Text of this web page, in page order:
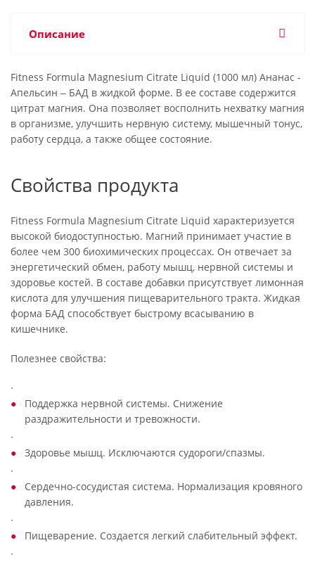
Описание
Fitness Formula Magnesium Citrate Liquid (1000 мл) Ананас -
Апельсин ‒ БАД в жидкой форме. В ее составе содержится
цитрат магния. Она позволяет восполнить нехватку магния
в организме, улучшить нервную систему, мышечный тонус,
работу сердца, а также общее состояние.
Свойства продукта
Fitness Formula Magnesium Citrate Liquid характеризуется
высокой биодоступностью. Магний принимает участие в
более чем 300 биохимических процессах. Он отвечает за
энергетический обмен, работу мышц, нервной системы и
здоровье костей. В составе добавки присутствует лимонная
кислота для улучшения пищеварительного тракта. Жидкая
форма БАД способствует быстрому всасыванию в
кишечнике.
Полезнее свойства:
·
Поддержка нервной системы. Снижение
раздражительности и тревожности.
·
Здоровье мышц. Исключаются судороги/спазмы.
·
Сердечно-сосудистая система. Нормализация кровяного
давления.
·
Пищеварение. Создается легкий слабительный эффект.
·